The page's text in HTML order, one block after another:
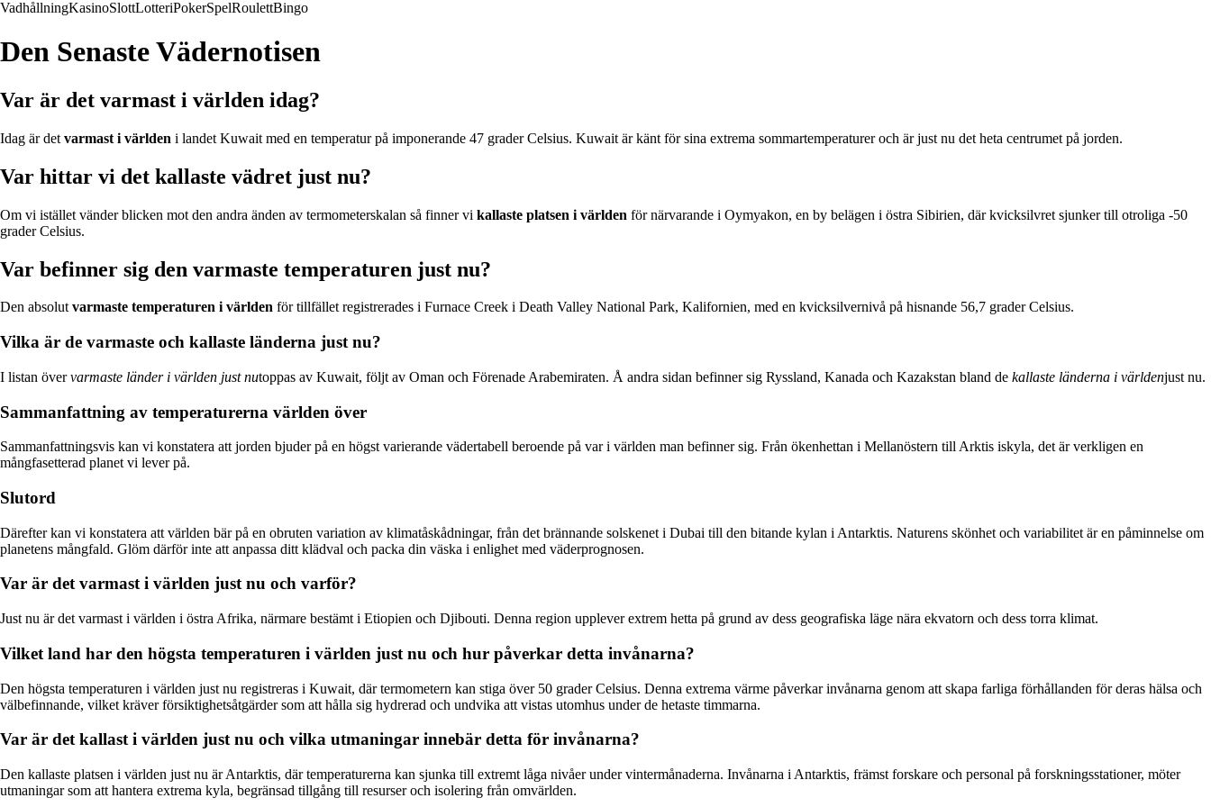
VadhållningKasinoSlottLotteriPokerSpelRoulettBingo
Den Senaste Vädernotisen
Var är det varmast i världen idag?
Idag är det varmast i världen i landet Kuwait med en temperatur på imponerande 47 grader Celsius. Kuwait är känt för sina extrema sommartemperaturer och är just nu det heta centrumet på jorden.
Var hittar vi det kallaste vädret just nu?
Om vi istället vänder blicken mot den andra änden av termometerskalan så finner vi kallaste platsen i världen för närvarande i Oymyakon, en by belägen i östra Sibirien, där kvicksilvret sjunker till otroliga -50
grader Celsius.
Var befinner sig den varmaste temperaturen just nu?
Den absolutvarmaste temperaturen i världen för tillfället registrerades i Furnace Creek i Death Valley National Park, Kalifornien, med en kvicksilvernivå på hisnande 56,7 grader Celsius.
Vilka är de varmaste och kallaste länderna just nu?
I listan övervarmaste länder i världen just nutoppas av Kuwait, följt av Oman och Förenade Arabemiraten. Å andra sidan befinner sig Ryssland, Kanada och Kazakstan bland de kallaste länderna i världenjust nu.
Sammanfattning av temperaturerna världen över
Sammanfattningsvis kan vi konstatera att jorden bjuder på en högst varierande vädertabell beroende på var i världen man befinner sig. Från ökenhettan i Mellanöstern till Arktis iskyla, det är verkligen en
mångfasetterad planet vi lever på.
Slutord
Därefter kan vi konstatera att världen bär på en obruten variation av klimatåskådningar, från det brännande solskenet i Dubai till den bitande kylan i Antarktis. Naturens skönhet och variabilitet är en påminnelse om
planetens mångfald. Glöm därför inte att anpassa ditt klädval och packa din väska i enlighet med väderprognosen.
Var är det varmast i världen just nu och varför?
Just nu är det varmast i världen i östra Afrika, närmare bestämt i Etiopien och Djibouti. Denna region upplever extrem hetta på grund av dess geografiska läge nära ekvatorn och dess torra klimat.
Vilket land har den högsta temperaturen i världen just nu och hur påverkar detta invånarna?
Den högsta temperaturen i världen just nu registreras i Kuwait, där termometern kan stiga över 50 grader Celsius. Denna extrema värme påverkar invånarna genom att skapa farliga förhållanden för deras hälsa och
välbefinnande, vilket kräver försiktighetsåtgärder som att hålla sig hydrerad och undvika att vistas utomhus under de hetaste timmarna.
Var är det kallast i världen just nu och vilka utmaningar innebär detta för invånarna?
Den kallaste platsen i världen just nu är Antarktis, där temperaturerna kan sjunka till extremt låga nivåer under vintermånaderna. Invånarna i Antarktis, främst forskare och personal på forskningsstationer, möter
utmaningar som att hantera extrema kyla, begränsad tillgång till resurser och isolering från omvärlden.